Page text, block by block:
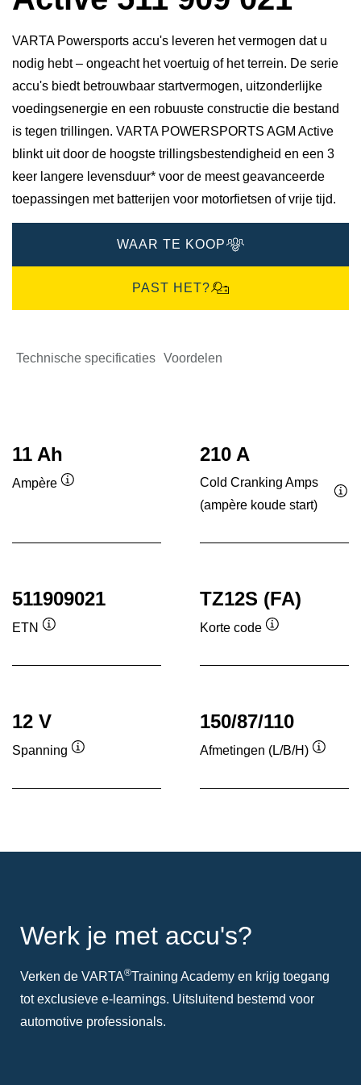
VARTA Powersports accu's leveren het vermogen dat u
nodig hebt – ongeacht het voertuig of het terrein. De serie
accu's biedt betrouwbaar startvermogen, uitzonderlijke
voedingsenergie en een robuuste constructie die bestand
is tegen trillingen. VARTA POWERSPORTS AGM Active
blinkt uit door de hoogste trillingsbestendigheid en een 3
keer langere levensduur* voor de meest geavanceerde
toepassingen met batterijen voor motorfietsen of vrije tijd.
WAAR TE KOOP
PAST HET?
Technische specificaties Voordelen
11 Ah
Ampère
tool
210 A
Cold Cranking Amps
(ampère koude start)
511909021
ETN
de
TZ12S (FA)
Korte code
de
12 V
Spanning
de
150/87/110
Afmetingen (L/B/H)
de
Werk je met accu's?
Verken de VARTA®Training Academy en krijg toegang
tot exclusieve e-learnings. Uitsluitend bestemd voor
automotive professionals.